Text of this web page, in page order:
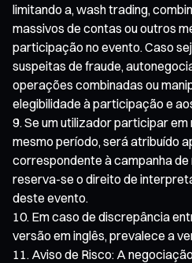
limitando a, wash trading,
massivos de contas ou outros
participação no evento. Caso
suspeitas de fraude,
operações combinadas ou
elegibilidade à participação e
Se um utilizador participar
mesmo período, será atribuído
correspondente à campanha
reserva-se o direito de
deste evento.
Em caso de discrepância
versão em inglês, prevalece a
Aviso de Risco: A